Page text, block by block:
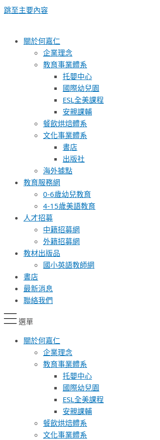
跳至主要內容
關於何嘉仁
企業理念
教育事業體系
托嬰中心
國際幼兒園
ESL全美課程
安親課輔
餐飲烘焙體系
文化事業體系
書店
出版社
海外據點
教育服務網
0-6歲幼兒教育
4-15歲美語教育
人才招募
中籍招募網
外籍招募網
教材出版品
國小英語教師網
書店
最新消息
聯絡我們
選單
關於何嘉仁
企業理念
教育事業體系
托嬰中心
國際幼兒園
ESL全美課程
安親課輔
餐飲烘焙體系
文化事業體系